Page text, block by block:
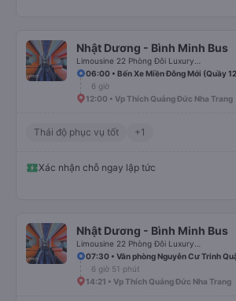
Nhật Dương - Bình Minh Bus
06:00 • Bến Xe Miền Đông Mới (Quầy
6 giờ
12:00 • Vp Thích Quảng Đức Nha Trang
Thái độ phục vụ tốt +1
Xác nhận chỗ ngay lập tức
Nhật Dương - Bình Minh Bus
07:30 • Văn phòng Nguyễn Cư Trinh
6 giờ 51 phút
14:21 • Vp Thích Quảng Đức Nha Trang